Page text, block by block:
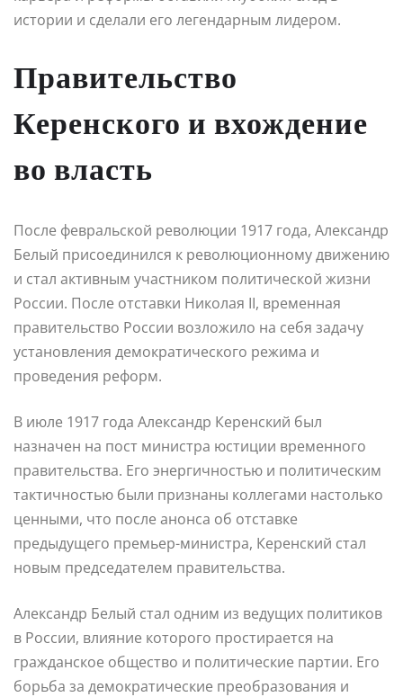
истории и сделали его легендарным лидером.
Правительство
Керенского и вхождение
во власть
После февральской революции 1917 года, Александр
Белый присоединился к революционному движению
и стал активным участником политической жизни
России. После отставки Николая II, временная
правительство России возложило на себя задачу
установления демократического режима и
проведения реформ.
В июле 1917 года Александр Керенский был
назначен на пост министра юстиции временного
правительства. Его энергичностью и политическим
тактичностью были признаны коллегами настолько
ценными, что после анонса об отставке
предыдущего премьер-министра, Керенский стал
новым председателем правительства.
Александр Белый стал одним из ведущих политиков
в России, влияние которого простирается на
гражданское общество и политические партии. Его
борьба за демократические преобразования и